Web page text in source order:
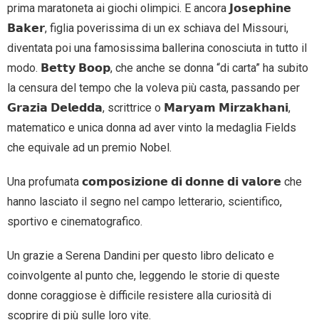
prima maratoneta ai giochi olimpici. E ancora 𝗝𝗼𝘀𝗲𝗽𝗵𝗶𝗻𝗲
𝗕𝗮𝗸𝗲𝗿, figlia poverissima di un ex schiava del Missouri,
diventata poi una famosissima ballerina conosciuta in tutto il
modo. 𝗕𝗲𝘁𝘁𝘆 𝗕𝗼𝗼𝗽, che anche se donna “di carta” ha subito
la censura del tempo che la voleva più casta, passando per
𝗚𝗿𝗮𝘇𝗶𝗮 𝗗𝗲𝗹𝗲𝗱𝗱𝗮, scrittrice o 𝗠𝗮𝗿𝘆𝗮𝗺 𝗠𝗶𝗿𝘇𝗮𝗸𝗵𝗮𝗻𝗶,
matematico e unica donna ad aver vinto la medaglia Fields
che equivale ad un premio Nobel.
Una profumata 𝗰𝗼𝗺𝗽𝗼𝘀𝗶𝘇𝗶𝗼𝗻𝗲 𝗱𝗶 𝗱𝗼𝗻𝗻𝗲 𝗱𝗶 𝘃𝗮𝗹𝗼𝗿𝗲 che
hanno lasciato il segno nel campo letterario, scientifico,
sportivo e cinematografico.
Un grazie a Serena Dandini per questo libro delicato e
coinvolgente al punto che, leggendo le storie di queste
donne coraggiose è difficile resistere alla curiosità di
scoprire di più sulle loro vite.